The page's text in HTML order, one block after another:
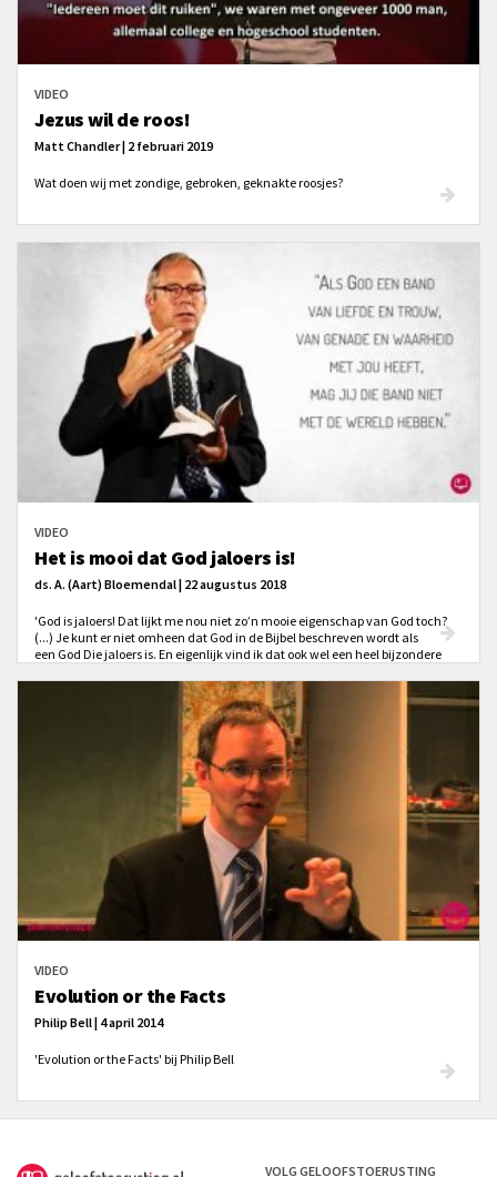
VIDEO
Jezus wil de roos!
Matt Chandler | 2 februari 2019
Wat doen wij met zondige, gebroken, geknakte roosjes?
VIDEO
Het is mooi dat God jaloers is!
ds. A. (Aart) Bloemendal | 22 augustus 2018
'God is jaloers! Dat lijkt me nou niet zo’n mooie eigenschap van God toch?
(...) Je kunt er niet omheen dat God in de Bijbel beschreven wordt als
een God Die jaloers is. En eigenlijk vind ik dat ook wel een heel bijzondere
VIDEO
Evolution or the Facts
Philip Bell | 4 april 2014
'Evolution or the Facts' bij Philip Bell
VOLG GELOOFSTOERUSTING